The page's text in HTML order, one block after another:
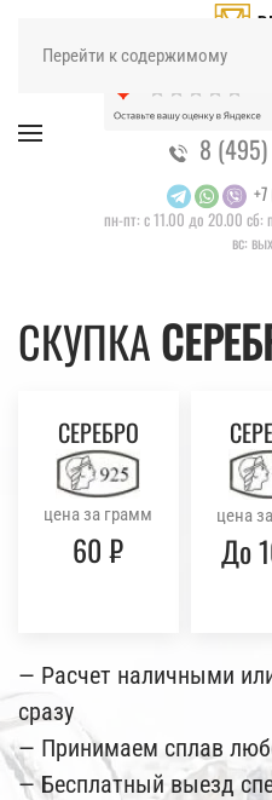
Перейти к содержимому
8
пн-пт: с 11.00 до 20.00 сб:
вс:
СКУПКА
СЕРЕБРО
цена за грамм
60 ₽
цена
До
— Расчет наличными
сразу
— Принимаем сплав
— Бесплатный выезд